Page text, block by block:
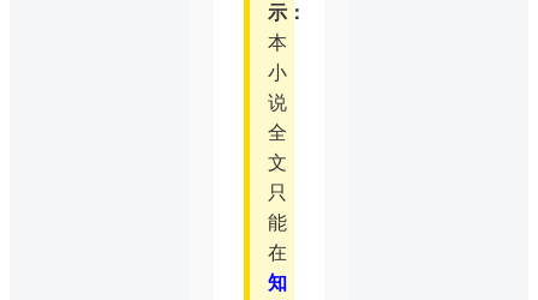
示：
本
小
说
全
文
只
能
在
知